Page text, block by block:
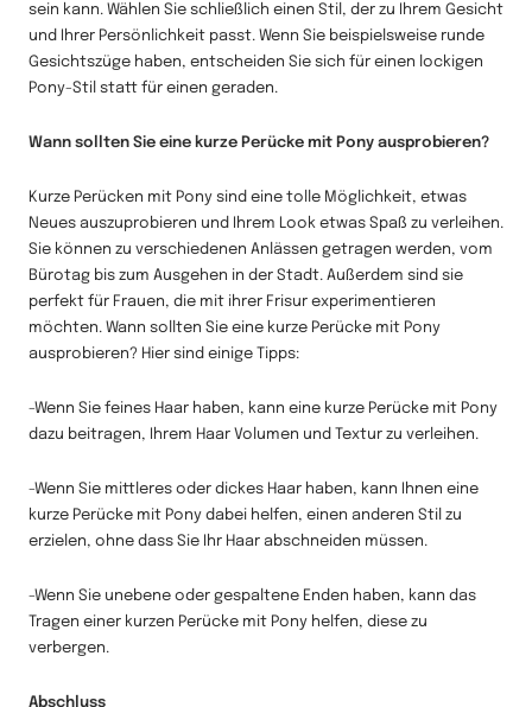
sein kann. Wählen Sie schließlich einen Stil, der zu Ihrem Gesicht
und Ihrer Persönlichkeit passt. Wenn Sie beispielsweise runde
Gesichtszüge haben, entscheiden Sie sich für einen lockigen
Pony-Stil statt für einen geraden.
Wann sollten Sie eine kurze Perücke mit Pony ausprobieren?
Kurze Perücken mit Pony sind eine tolle Möglichkeit, etwas
Neues auszuprobieren und Ihrem Look etwas Spaß zu verleihen.
Sie können zu verschiedenen Anlässen getragen werden, vom
Bürotag bis zum Ausgehen in der Stadt. Außerdem sind sie
perfekt für Frauen, die mit ihrer Frisur experimentieren
möchten. Wann sollten Sie eine kurze Perücke mit Pony
ausprobieren? Hier sind einige Tipps:
-Wenn Sie feines Haar haben, kann eine kurze Perücke mit Pony
dazu beitragen, Ihrem Haar Volumen und Textur zu verleihen.
-Wenn Sie mittleres oder dickes Haar haben, kann Ihnen eine
kurze Perücke mit Pony dabei helfen, einen anderen Stil zu
erzielen, ohne dass Sie Ihr Haar abschneiden müssen.
-Wenn Sie unebene oder gespaltene Enden haben, kann das
Tragen einer kurzen Perücke mit Pony helfen, diese zu
verbergen.
Abschluss